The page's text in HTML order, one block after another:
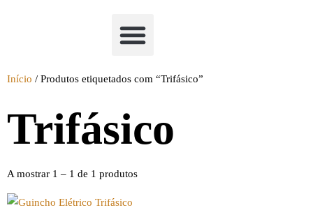
Início / Produtos etiquetados com “Trifásico”
Trifásico
A mostrar 1 – 1 de 1 produtos